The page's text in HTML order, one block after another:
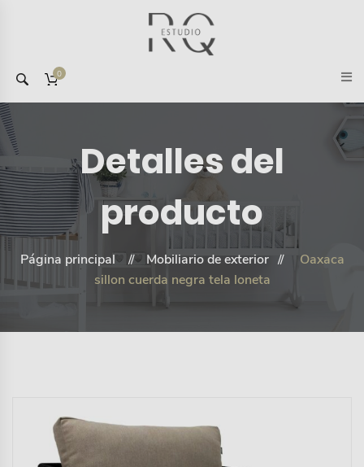
0
Detalles del
producto
Página principal Mobiliario de exterior
Oaxaca
sillon cuerda negra tela loneta